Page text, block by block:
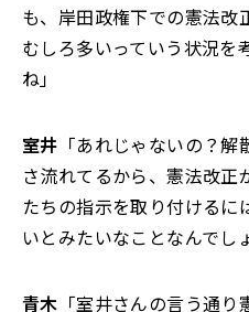
も、岸田政権下での憲法改
むしろ多いっていう状況を
ね」
室井 「あれじゃないの？
さ流れてるから、憲法改正
たちの指示を取り付けるに
いとみたいなことなんでし
青木 「室井さんの言う通